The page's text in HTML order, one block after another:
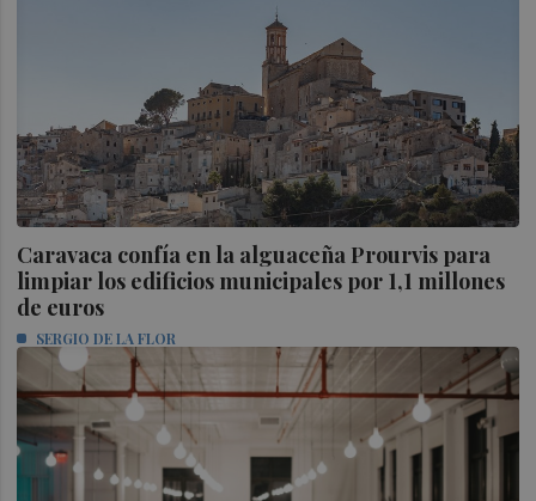
Caravaca confía en la alguaceña Prourvis para
limpiar los edificios municipales por 1,1 millones
de euros
SERGIO DE LA FLOR